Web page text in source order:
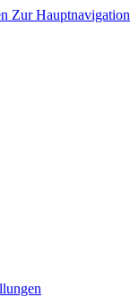
Zur Hauptnavigation